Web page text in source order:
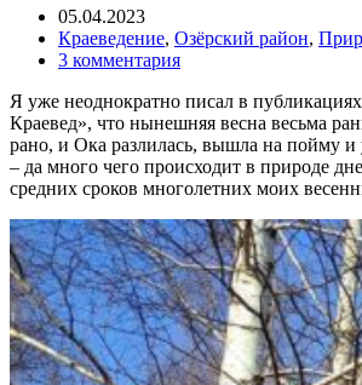
05.04.2023
Краеведение, Озёрский район,
3 комментария
Я уже неоднократно писал в
Краевед», что нынешняя весна весьма
рано, и Ока разлилась, вышла на пойму
– да много чего происходит в природе
средних сроков многолетних моих